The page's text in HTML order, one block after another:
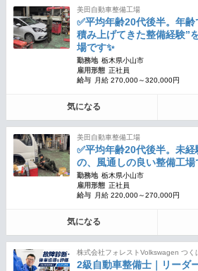
美田自動車整備工場
✅平均年齢20代後半。年
積み上げてきた整備経験”
場です✨
勤務地 栃木県小山市
雇用形態 正社員
給与
月給 270,000～320,000円
気になる
美田自動車整備工場
✅平均年齢20代後半。未
の、風通しの良い整備工場
勤務地 栃木県小山市
雇用形態 正社員
給与
月給 220,000～270,000円
気になる
株式会社フォレストVolkswagen つく
2級自動車整備士｜リーダ